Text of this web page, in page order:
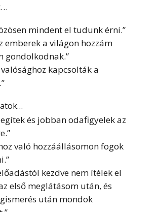
mindent el tudunk érni.”
emberek a világon hozzám
gondolkodnak.”
kapcsolták a
és jobban odafigyelek az
való hozzáállásomon fogok
kezdve nem ítélek el
első meglátásom után, és
után mondok